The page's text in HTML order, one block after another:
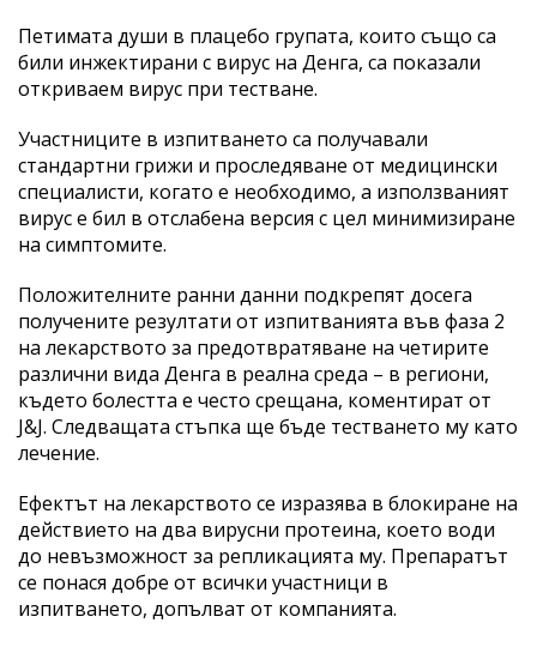
Петимата души в плацебо групата, които също са
били инжектирани с вирус на Денга, са показали
откриваем вирус при тестване.
Участниците в изпитването са получавали
стандартни грижи и проследяване от медицински
специалисти, когато е необходимо, а използваният
вирус е бил в отслабена версия с цел минимизиране
на симптомите.
Положителните ранни данни подкрепят досега
получените резултати от изпитванията във фаза 2
на лекарството за предотвратяване на четирите
различни вида Денга в реална среда – в региони,
където болестта е често срещана, коментират от
J&J. Следващата стъпка ще бъде тестването му като
лечение.
Ефектът на лекарството се изразява в блокиране на
действието на два вирусни протеина, което води
до невъзможност за репликацията му. Препаратът
се понася добре от всички участници в
изпитването, допълват от компанията.